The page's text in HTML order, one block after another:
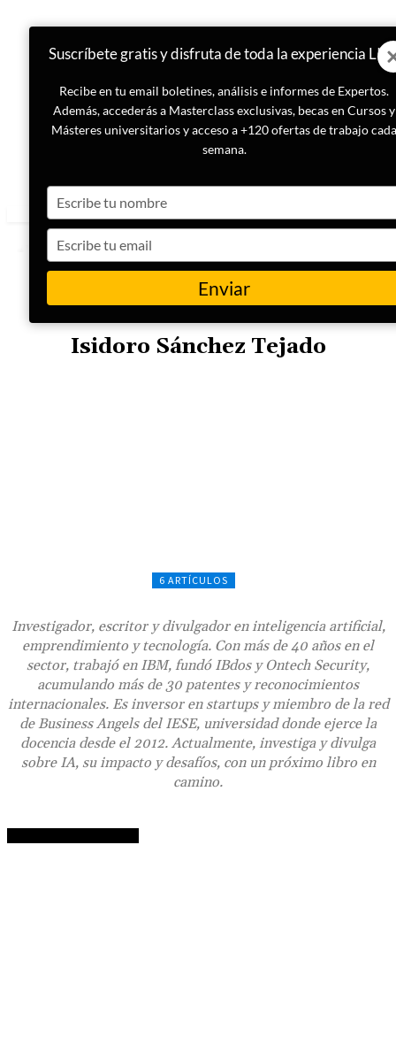
Isidoro Sánchez Tejado
6 ARTÍCULOS
Investigador, escritor y divulgador en inteligencia artificial,
emprendimiento y tecnología. Con más de 40 años en el
sector, trabajó en IBM, fundó IBdos y Ontech Security,
acumulando más de 30 patentes y reconocimientos
internacionales. Es inversor en startups y miembro de la red
de Business Angels del IESE, universidad donde ejerce la
docencia desde el 2012. Actualmente, investiga y divulga
sobre IA, su impacto y desafíos, con un próximo libro en
camino.
Suscríbete gratis y disfruta de toda la experiencia
Recibe en tu email boletines, análisis e informes de Expertos.
Además, accederás a Masterclass exclusivas, becas en Cursos y
Másteres universitarios y acceso a +120 ofertas de trabajo
semana.
your
name
your
email
Enviar